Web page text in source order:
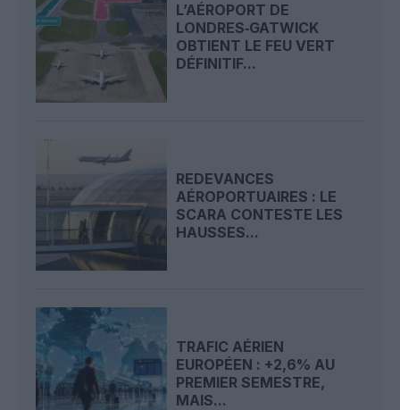
L’AÉROPORT DE
LONDRES‑GATWICK
OBTIENT LE FEU VERT
DÉFINITIF...
REDEVANCES
AÉROPORTUAIRES : LE
SCARA CONTESTE LES
HAUSSES...
TRAFIC AÉRIEN
EUROPÉEN : +2,6% AU
PREMIER SEMESTRE,
MAIS...